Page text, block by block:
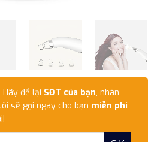
để lại SĐT của bạn, nhân
sẽ gọi ngay cho bạn miễn phí